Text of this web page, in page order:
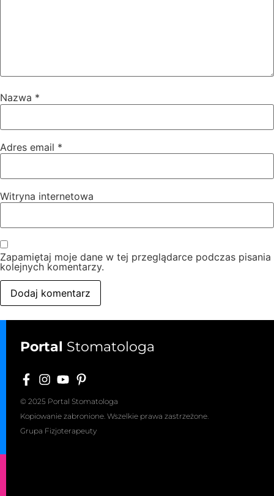
Nazwa *
Adres email *
Witryna internetowa
Zapamiętaj moje dane w tej przeglądarce podczas pisania
kolejnych komentarzy.
Portal Stomatologa
© 2025 Portal Stomatologa
Kopiowanie zabronione. Wszelkie prawa zastrzeżone.
Grupa Fizjoterapeuty